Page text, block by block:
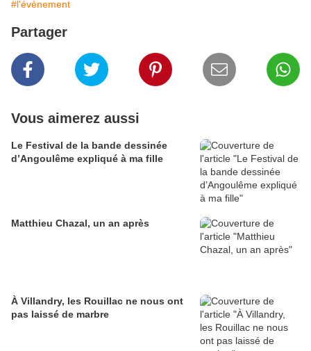
#l'évènement
Partager
Vous aimerez aussi
Le Festival de la bande dessinée
d’Angoulême expliqué à ma fille
Matthieu Chazal, un an après
À Villandry, les Rouillac ne nous ont
pas laissé de marbre